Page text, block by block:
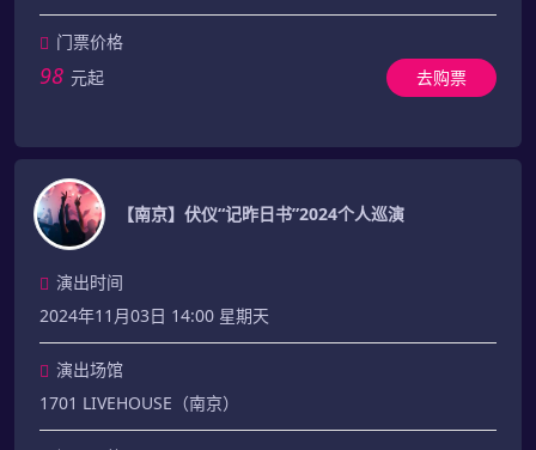
门票价格
98 元起 去购票
【南京】伏仪“记昨日书”2024个人巡演
演出时间
2024年11月03日 14:00 星期天
演出场馆
1701 LIVEHOUSE（南京）